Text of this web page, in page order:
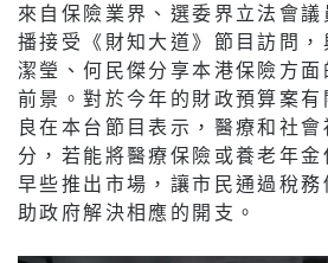
來自保險業界、選委界立法會
播接受《財知大道》節目訪問
潔瑩、何民傑分享本港保險方
前景。對於今年的財政預算案
良在本台節目表示，醫療和社
分，若能將醫療保險或養老年金
早些推出市場，讓市民通過稅
助政府解決相應的開支。